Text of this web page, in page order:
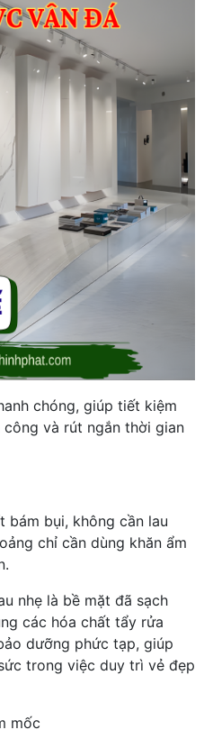
chóng, giúp tiết kiệm
và rút ngắn thời gian
bám bụi, không cần lau
chỉ cần dùng khăn ẩm
nhẹ là bề mặt đã sạch
các hóa chất tẩy rửa
dưỡng phức tạp, giúp
trong việc duy trì vẻ đẹp
mốc